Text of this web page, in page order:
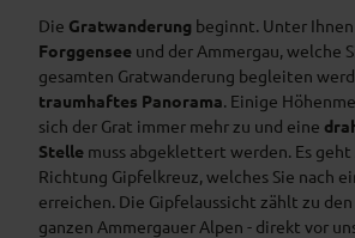
Die Gratwanderung beginnt. Unter
Forggensee und der Ammergau, welche
gesamten Gratwanderung begleiten
traumhaftes Panorama . Einige
sich der Grat immer mehr zu und eine
Stelle muss abgeklettert werden. Es geht
Richtung Gipfelkreuz, welches Sie nach
erreichen. Die Gipfelaussicht zählt zu
ganzen Ammergauer Alpen - direkt vor